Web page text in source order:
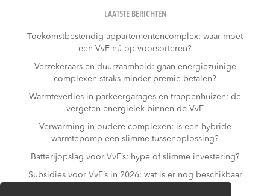
LAATSTE BERICHTEN
Toekomstbestendig appartementencomplex: waar moet
een VvE nú op voorsorteren?
Verzekeraars en duurzaamheid: gaan energiezuinige
complexen straks minder premie betalen?
Warmteverlies in parkeergarages en trappenhuizen: de
vergeten energielek binnen de VvE
Verwarming in oudere complexen: is een hybride
warmtepomp een slimme tussenoplossing?
Batterijopslag voor VvE’s: hype of slimme investering?
Subsidies voor VvE’s in 2026: wat is er nog beschikbaar